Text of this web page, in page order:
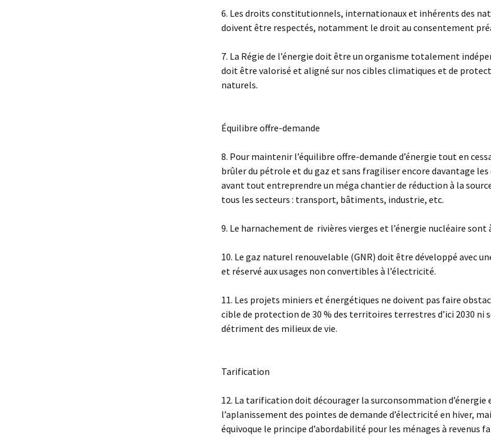
6. Les droits constitutionnels, internationaux et inhérents des
doivent être respectés, notamment le droit au consentement
7. La Régie de l’énergie doit être un organisme totalement
doit être valorisé et aligné sur nos cibles climatiques et de
naturels.
Équilibre offre-demande
8. Pour maintenir l’équilibre offre-demande d’énergie tout en
brûler du pétrole et du gaz et sans fragiliser encore davantage
avant tout entreprendre un méga chantier de réduction à la
tous les secteurs : transport, bâtiments, industrie, etc.
9. Le harnachement de rivières vierges et l’énergie nucléaire sont
10. Le gaz naturel renouvelable (GNR) doit être développé avec
et réservé aux usages non convertibles à l’électricité.
11. Les projets miniers et énergétiques ne doivent pas faire
cible de protection de 30 % des territoires terrestres d’ici 2030 ni
détriment des milieux de vie.
Tarification
12. La tarification doit décourager la surconsommation d’énergie
l’aplanissement des pointes de demande d’électricité en hiver,
équivoque le principe d’abordabilité pour les ménages à revenus